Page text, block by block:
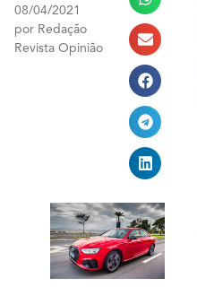
08/04/2021
por Redação
Revista Opinião